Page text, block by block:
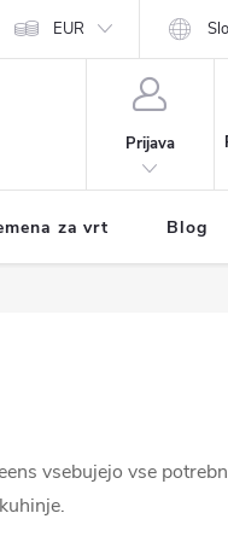
EUR
Prijava
za vrt Blog
vsebujejo vse